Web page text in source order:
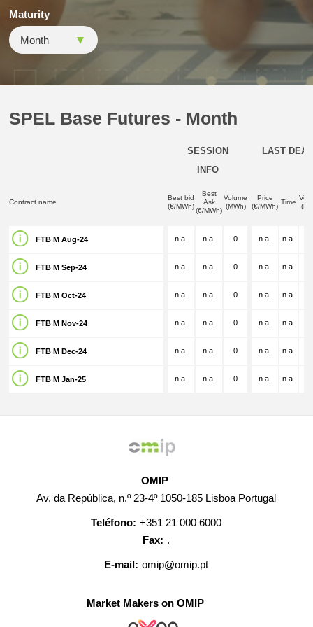
Maturity
SPEL Base Futures - Month
SESSION
INFO
LAST DEAL
Contract name
Best bid
(€/MWh)
Best
Ask
(€/MWh)
Volume
(MWh)
Price
(€/MWh)
Time
FTB M Aug-24 n.a. n.a. 0 n.a. n.a.
FTB M Sep-24 n.a. n.a. 0 n.a. n.a.
FTB M Oct-24 n.a. n.a. 0 n.a. n.a.
FTB M Nov-24 n.a. n.a. 0 n.a. n.a.
FTB M Dec-24 n.a. n.a. 0 n.a. n.a.
FTB M Jan-25 n.a. n.a. 0 n.a. n.a.
OMIP
Av. da República, n.º 23-4º 1050-185 Lisboa Portugal
Teléfono: +351 21 000 6000
Fax: .
E-mail: omip@omip.pt
Market Makers on OMIP